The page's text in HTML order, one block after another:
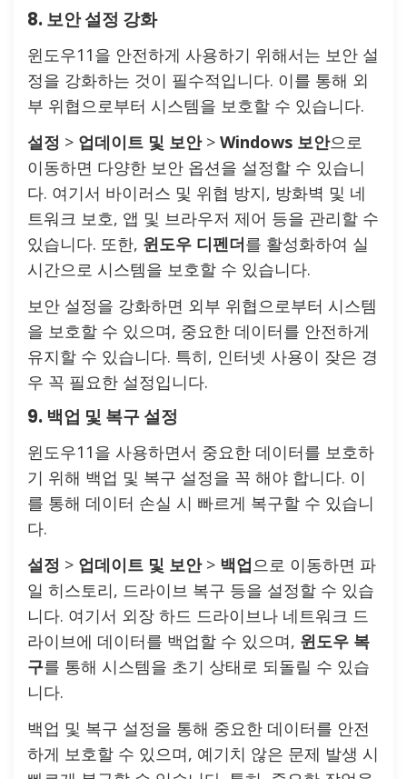
8. 보안 설정 강화
윈도우11을 안전하게 사용하기 위해서는 보안 설
정을 강화하는 것이 필수적입니다. 이를 통해 외
부 위협으로부터 시스템을 보호할 수 있습니다.
설정 > 업데이트 및 보안> Windows 보안으로
이동하면 다양한 보안 옵션을 설정할 수 있습니
다. 여기서 바이러스 및 위협 방지, 방화벽 및 네
트워크 보호, 앱 및 브라우저 제어 등을 관리할 수
있습니다. 또한, 윈도우 디펜더를 활성화하여 실
시간으로 시스템을 보호할 수 있습니다.
보안 설정을 강화하면 외부 위협으로부터 시스템
을 보호할 수 있으며, 중요한 데이터를 안전하게
유지할 수 있습니다. 특히, 인터넷 사용이 잦은 경
우 꼭 필요한 설정입니다.
9. 백업 및 복구 설정
윈도우11을 사용하면서 중요한 데이터를 보호하
기 위해 백업 및 복구 설정을 꼭 해야 합니다. 이
를 통해 데이터 손실 시 빠르게 복구할 수 있습니
다.
설정 > 업데이트 및 보안> 백업으로 이동하면 파
일 히스토리, 드라이브 복구 등을 설정할 수 있습
니다. 여기서 외장 하드 드라이브나 네트워크 드
라이브에 데이터를 백업할 수 있으며, 윈도우 복
구를 통해 시스템을 초기 상태로 되돌릴 수 있습
니다.
백업 및 복구 설정을 통해 중요한 데이터를 안전
하게 보호할 수 있으며, 예기치 않은 문제 발생 시